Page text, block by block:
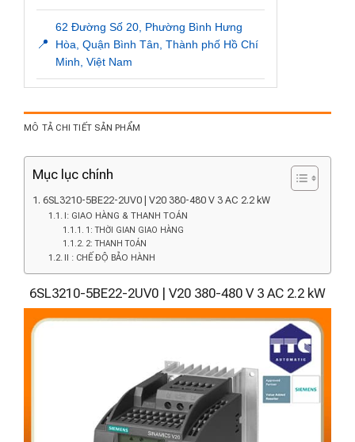
📍
62 Đường Số 20, Phường Bình Hưng
Hòa, Quận Bình Tân, Thành phố Hồ Chí
Minh, Việt Nam
MÔ TẢ CHI TIẾT SẢN PHẨM
Mục lục chính
6SL3210-5BE22-2UV0 | V20 380-480 V 3 AC 2.2 kW
I: GIAO HÀNG & THANH TOÁN
1: THỜI GIAN GIAO HÀNG
2: THANH TOÁN
II : CHẾ ĐỘ BẢO HÀNH
6SL3210-5BE22-2UV0 | V20 380-480 V 3 AC 2.2 kW